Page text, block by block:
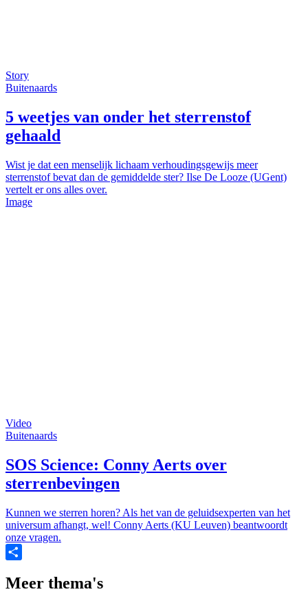
Story
Buitenaards
5 weetjes van onder het sterrenstof
gehaald
Wist je dat een menselijk lichaam verhoudingsgewijs meer
sterrenstof bevat dan de gemiddelde ster? Ilse De Looze (UGent)
vertelt er ons alles over.
Image
Video
Buitenaards
SOS Science: Conny Aerts over
sterrenbevingen
Kunnen we sterren horen? Als het van de geluidsexperten van het
universum afhangt, wel! Conny Aerts (KU Leuven) beantwoordt
onze vragen.
Meer thema's